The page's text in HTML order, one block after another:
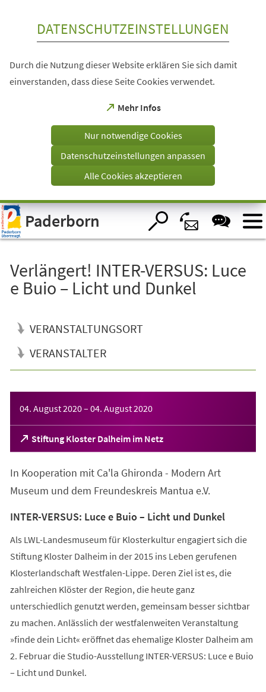
Visuelle
Assistenzsoftware
öffnen.
DATENSCHUTZEINSTELLUNGEN
Durch die Nutzung dieser Website erklären Sie sich damit
einverstanden, dass diese Seite Cookies verwendet.
Mehr Infos
(Öffnet
einem
Tab)
Nur notwendige Cookies
Datenschutzeinstellungen anpassen
Alle Cookies akzeptieren
Paderborn
Verlängert! INTER-VERSUS: Luce
e Buio – Licht und Dunkel
VERANSTALTUNGSORT
VERANSTALTER
04. August 2020– 04. August 2020
Stiftung Kloster Dalheim im Netz
(Öffnet
in
neuen
In Kooperation mit Ca'la Ghironda - Modern Art
Museum und dem Freundeskreis Mantua e.V.
INTER-VERSUS: Luce e Buio – Licht und Dunkel
Als LWL-Landesmuseum für Klosterkultur engagiert sich die
Stiftung Kloster Dalheim in der 2015 ins Leben gerufenen
Klosterlandschaft Westfalen-Lippe. Deren Ziel ist es, die
zahlreichen Klöster der Region, die heute ganz
unterschiedlich genutzt werden, gemeinsam besser sichtbar
zu machen. Anlässlich der westfalenweiten Veranstaltung
»finde dein Licht« eröffnet das ehemalige Kloster Dalheim am
2. Februar die Studio-Ausstellung INTER-VERSUS: Luce e Buio
– Licht und Dunkel.